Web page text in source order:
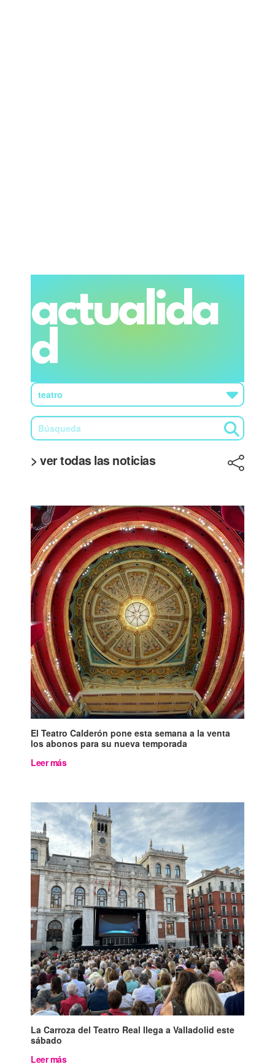
actualida
d
> ver todas las noticias
El Teatro Calderón pone esta semana a la venta
los abonos para su nueva temporada
Leer más
La Carroza del Teatro Real llega a Valladolid este
sábado
Leer más